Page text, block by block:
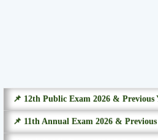
📌 12th Public Exam 2026 & Previous
📌 11th Annual Exam 2026 &